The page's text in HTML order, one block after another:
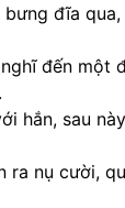
đĩa
đến một
hắn, sau
ra nụ cười,